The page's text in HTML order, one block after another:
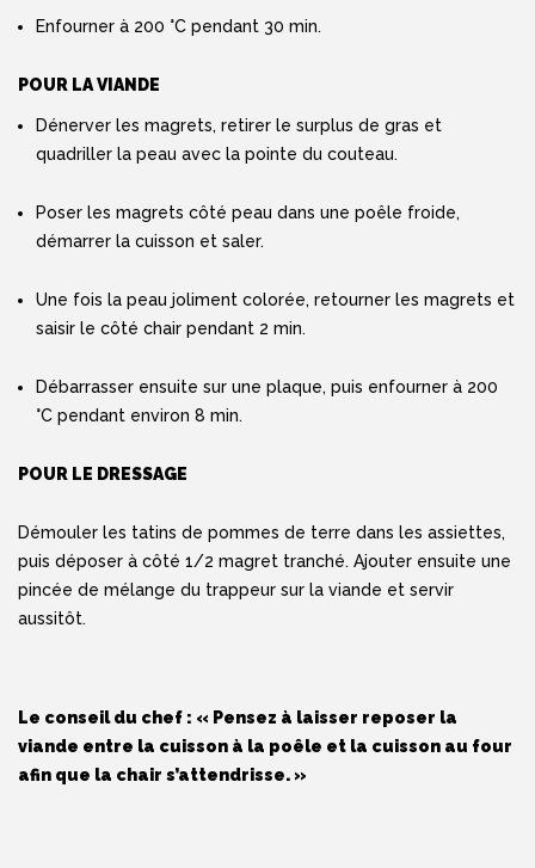
Enfourner à 200 °C pendant 30 min.
POUR LA VIANDE
Dénerver les magrets, retirer le surplus de gras et
quadriller la peau avec la pointe du couteau.
Poser les magrets côté peau dans une poêle froide,
démarrer la cuisson et saler.
Une fois la peau joliment colorée, retourner les magrets et
saisir le côté chair pendant 2 min.
Débarrasser ensuite sur une plaque, puis enfourner à 200
°C pendant environ 8 min.
POUR LE DRESSAGE
Démouler les tatins de pommes de terre dans les assiettes,
puis déposer à côté 1/2 magret tranché. Ajouter ensuite une
pincée de mélange du trappeur sur la viande et servir
aussitôt.
Le conseil du chef : « Pensez à laisser reposer la
viande entre la cuisson à la poêle et la cuisson au four
afin que la chair s’attendrisse. »